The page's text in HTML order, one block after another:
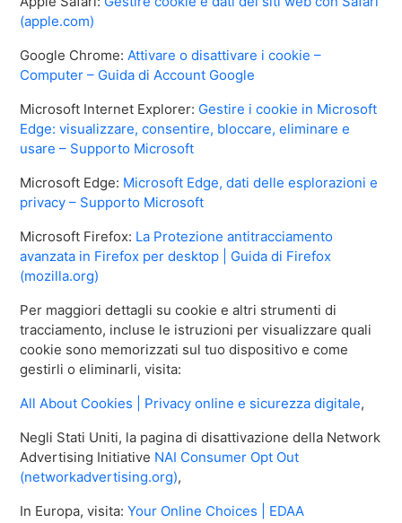
(apple.com)
Google Chrome: Attivare o disattivare i cookie –
Computer – Guida di Account Google
Microsoft Internet Explorer: Gestire i cookie in Microsoft
Edge: visualizzare, consentire, bloccare, eliminare e
usare – Supporto Microsoft
Microsoft Edge: Microsoft Edge, dati delle esplorazioni e
privacy – Supporto Microsoft
Microsoft Firefox: La Protezione antitracciamento
avanzata in Firefox per desktop | Guida di Firefox
(mozilla.org)
Per maggiori dettagli su cookie e altri strumenti di
tracciamento, incluse le istruzioni per visualizzare quali
cookie sono memorizzati sul tuo dispositivo e come
gestirli o eliminarli, visita:
All About Cookies | Privacy online e sicurezza digitale,
Negli Stati Uniti, la pagina di disattivazione della Network
Advertising Initiative NAI Consumer Opt Out
(networkadvertising.org),
In Europa, visita: Your Online Choices | EDAA